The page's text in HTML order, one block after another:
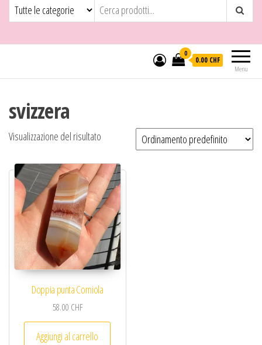
Menu
0
0.00 CHF
svizzera
Visualizzazione del risultato
Doppia punta Corniola
58.00 CHF
Aggiungi al carrello